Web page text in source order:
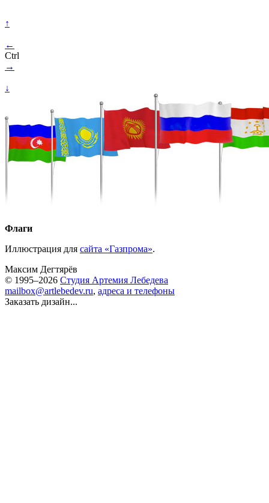
↑
←
Ctrl
→
↓
Флаги
Иллюстрация для сайта «Газпрома».
Максим Дегтярёв
© 1995–2026 Студия Артемия Лебедева
mailbox@artlebedev.ru, адреса и телефоны
Заказать дизайн...